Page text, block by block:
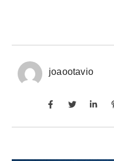
joaootavio